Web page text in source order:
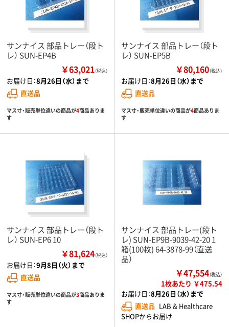
サンナイス 部品トレー（段ト
レ） SUN-EP4B
￥63,021（税込）
お届け日：8月26日（水）まで
直送品
マス寸・販売単位違いの商品が4商品ありま
す
サンナイス 部品トレー（段ト
レ） SUN-EP5B
￥80,160（税込）
お届け日：8月26日（水）まで
直送品
マス寸・販売単位違いの商品が4商品ありま
す
サンナイス 部品トレー（段ト
レ） SUN-EP6 10
￥81,624（税込）
お届け日：9月8日（火）まで
直送品
マス寸・販売単位違いの商品が3商品ありま
す
サンナイス 部品トレー(段ト
レ) SUN-EP9B-9039-42-20 1
箱(100枚) 64-3878-99（直送
品）
￥47,554（税込）
1枚あたり ￥475.54
お届け日：8月26日（水）まで
直送品 LAB & Healthcare
SHOPからお届け